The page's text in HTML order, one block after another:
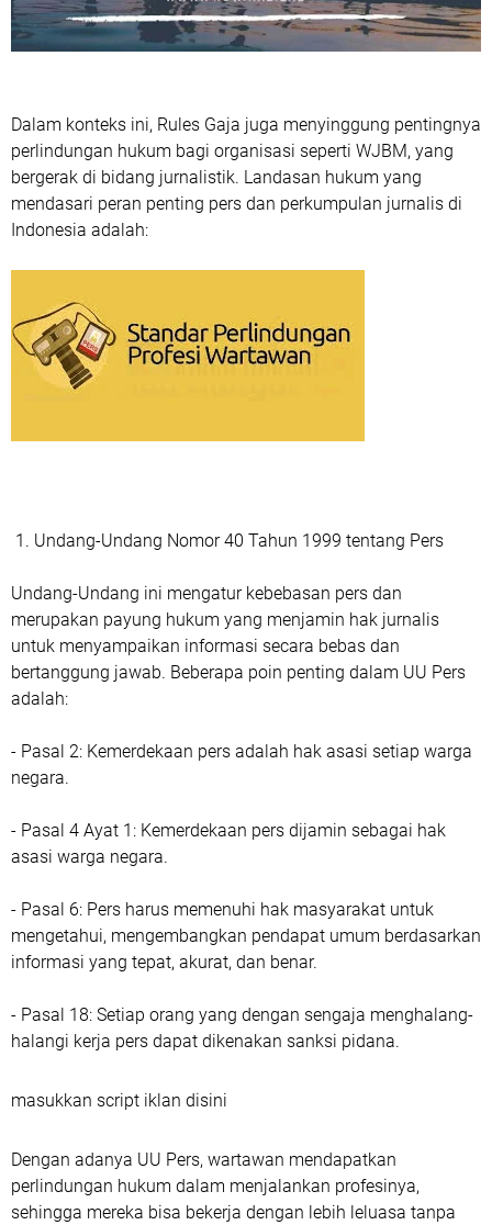
Dalam konteks ini, Rules Gaja juga menyinggung pentingnya
perlindungan hukum bagi organisasi seperti WJBM, yang
bergerak di bidang jurnalistik. Landasan hukum yang
mendasari peran penting pers dan perkumpulan jurnalis di
Indonesia adalah:
1. Undang-Undang Nomor 40 Tahun 1999 tentang Pers
Undang-Undang ini mengatur kebebasan pers dan
merupakan payung hukum yang menjamin hak jurnalis
untuk menyampaikan informasi secara bebas dan
bertanggung jawab. Beberapa poin penting dalam UU Pers
adalah:
- Pasal 2: Kemerdekaan pers adalah hak asasi setiap warga
negara.
- Pasal 4 Ayat 1: Kemerdekaan pers dijamin sebagai hak
asasi warga negara.
- Pasal 6: Pers harus memenuhi hak masyarakat untuk
mengetahui, mengembangkan pendapat umum berdasarkan
informasi yang tepat, akurat, dan benar.
- Pasal 18: Setiap orang yang dengan sengaja menghalang-
halangi kerja pers dapat dikenakan sanksi pidana.
masukkan script iklan disini
Dengan adanya UU Pers, wartawan mendapatkan
perlindungan hukum dalam menjalankan profesinya,
sehingga mereka bisa bekerja dengan lebih leluasa tanpa